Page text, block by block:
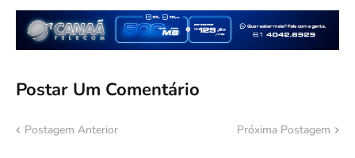
Postar Um Comentário
Postagem Anterior Próxima Postagem